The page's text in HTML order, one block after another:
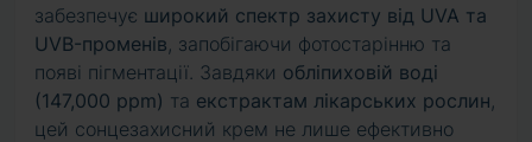
забезпечує широкий спектр захисту від UVA та
UVB-променів, запобігаючи фотостарінню та
появі пігментації. Завдяки обліпиховій воді
(147,000 ppm) та екстрактам лікарських рослин,
цей сонцезахисний крем не лише ефективно